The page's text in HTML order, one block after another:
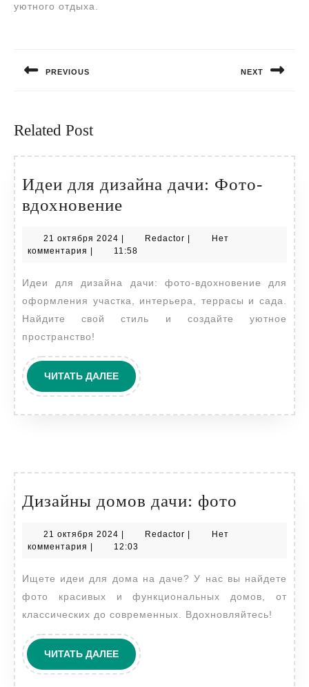
уютного отдыха.
записям
PREVIOUS NEXT
Related Post
Идеи для дизайна дачи: Фото-
вдохновение
дизайна
Фото-
вдохновение
21 октября 2024 21
октября
Redactor Redactor
Нет
комментария
11:58
Идеи для дизайна дачи: фото-вдохновение для
оформления участка, интерьера, террасы и сада.
Найдите свой стиль и создайте уютное
пространство!
ЧИТАТЬ ДАЛЕЕЧИТАТЬ
ДАЛЕЕ
Дизайны домов дачи: фото Дизайны
21 октября 2024 21
октября
| Redactor Redactor
|
Нет
комментария | 12:03
Ищете идеи для дома на даче? У нас вы найдете
фото красивых и функциональных домов, от
классических до современных. Вдохновляйтесь!
ЧИТАТЬ ДАЛЕЕЧИТАТЬ
ДАЛЕЕ